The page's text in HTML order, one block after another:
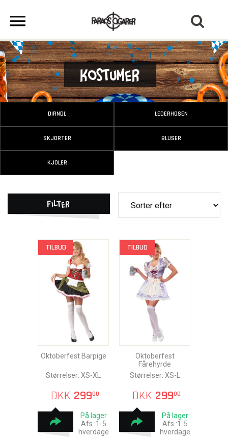
Kostumer
DIRNDL LEDERHOSEN
SKJORTER BLUSER
KJOLER
Filter
TILBUD
Oktoberfest Barpige
Størrelser: XS-XL
DKK 29900
På lager
Afs.:1-5
hverdage
TILBUD
Oktoberfest
Fårehyrde
Størrelser: XS-L
DKK 29900
På lager
Afs.:1-5
hverdage